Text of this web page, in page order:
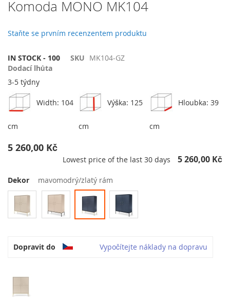
na
galerie
Komoda MONO MK104
Staňte se prvním recenzentem produktu
IN STOCK - 100 SKU MK104-GZ
Dodací lhůta
3-5 týdny
Width: 104
cm
Výška: 125
cm
Hloubka: 39
cm
5 260,00 Kč
Lowest price of the last 30 days 5 260,00 Kč
Dekor mavomodrý/zlatý rám
Dopravit do Vypočítejte náklady na dopravu